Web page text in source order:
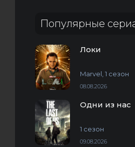
Популярные
Локи
Marvel, 1 сезон
08.08.2026
Одни из нас
1 сезон
09.08.2026